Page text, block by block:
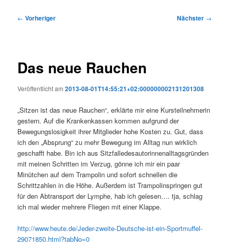
Beitragsnavigation
← Vorheriger Nächster →
Das neue Rauchen
Veröffentlicht am2013-08-01T14:55:21+02:000000002131201308
„Sitzen ist das neue Rauchen“, erklärte mir eine Kursteilnehmerin
gestern. Auf die Krankenkassen kommen aufgrund der
Bewegungslosigkeit ihrer Mitglieder hohe Kosten zu. Gut, dass
ich den „Absprung“ zu mehr Bewegung im Alltag nun wirklich
geschafft habe. Bin ich aus Sitzfalledesautorinnenalltagsgründen
mit meinen Schritten im Verzug, gönne ich mir ein paar
Minütchen auf dem Trampolin und sofort schnellen die
Schrittzahlen in die Höhe. Außerdem ist Trampolinspringen gut
für den Abtransport der Lymphe, hab ich gelesen…. tja, schlag
ich mal wieder mehrere Fliegen mit einer Klappe.
http://www.heute.de/Jeder-zweite-Deutsche-ist-ein-Sportmuffel-
29071850.html?tabNo=0